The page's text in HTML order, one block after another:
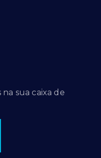
sua caixa de